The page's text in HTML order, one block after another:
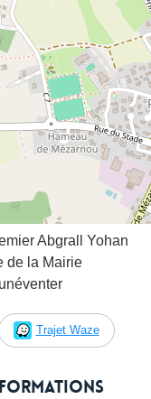
Abgrall Yohan
de la Mairie
Trajet Waze